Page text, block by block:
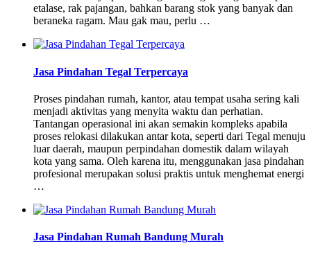
etalase, rak pajangan, bahkan barang stok yang banyak dan
beraneka ragam. Mau gak mau, perlu …
Jasa Pindahan Tegal Terpercaya
Proses pindahan rumah, kantor, atau tempat usaha sering kali
menjadi aktivitas yang menyita waktu dan perhatian.
Tantangan operasional ini akan semakin kompleks apabila
proses relokasi dilakukan antar kota, seperti dari Tegal menuju
luar daerah, maupun perpindahan domestik dalam wilayah
kota yang sama. Oleh karena itu, menggunakan jasa pindahan
profesional merupakan solusi praktis untuk menghemat energi
…
Jasa Pindahan Rumah Bandung Murah